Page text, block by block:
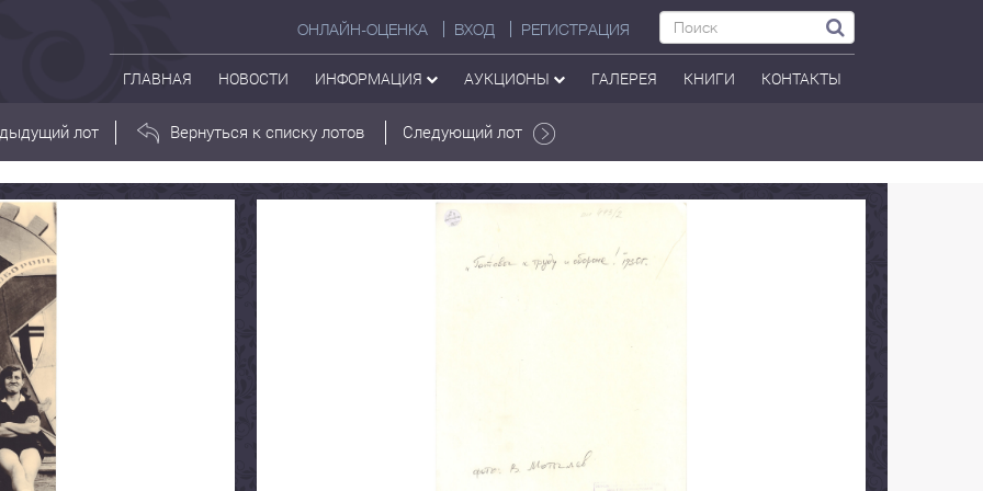
ОНЛАЙН-ОЦЕНКА ВХОД РЕГИСТРАЦИЯ
ГЛАВНАЯ НОВОСТИ ИНФОРМАЦИЯ АУКЦИОНЫ ГАЛЕРЕЯ КНИГИ КОНТАКТЫ
лот Вернуться к списку лотов Следующий лот